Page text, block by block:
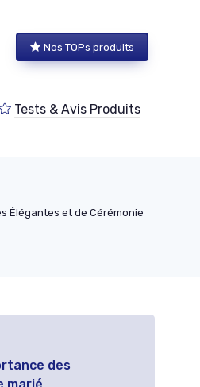
Nos TOPs produits
Tests & Avis Produits
Élégantes et de Cérémonie
des